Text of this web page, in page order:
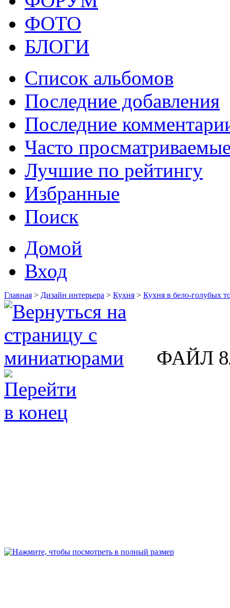
ФОТО
БЛОГИ
Список альбомов
Последние добавления
Последние
Часто
Лучшие по рейтингу
Избранные
Поиск
Домой
Вход
Главная > Дизайн интерьера > Кухня > Кухня в бело-голубых
ФАЙЛ